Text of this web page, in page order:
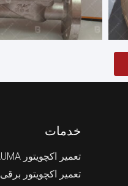
خدمات
تعمیر اکچویتور AUMA
تعمیر اکچویتور برقی